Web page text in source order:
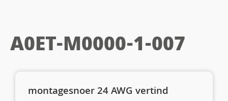
A0ET-M0000-1-007
montagesnoer 24 AWG vertind